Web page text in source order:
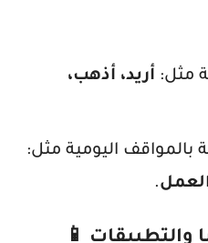
مثل: أريد، أذهب،
بالمواقف اليومية مثل:
.
والتطبيقات 📱